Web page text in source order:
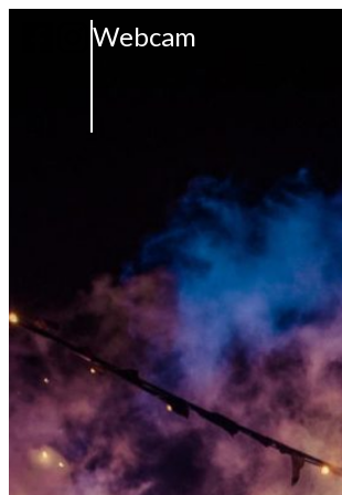
Webcam